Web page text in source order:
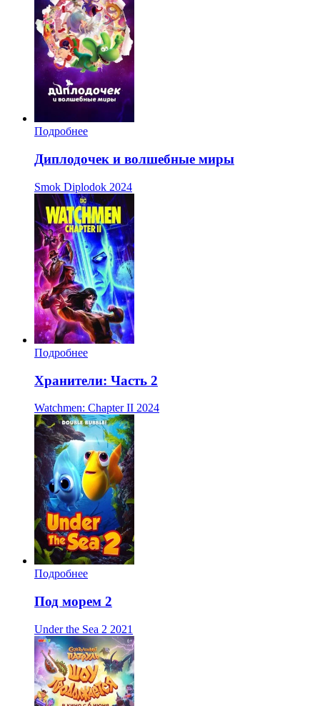
Подробнее
Диплодочек и волшебные миры
Smok Diplodok 2024
Подробнее
Хранители: Часть 2
Watchmen: Chapter II 2024
Подробнее
Под морем 2
Under the Sea 2 2021